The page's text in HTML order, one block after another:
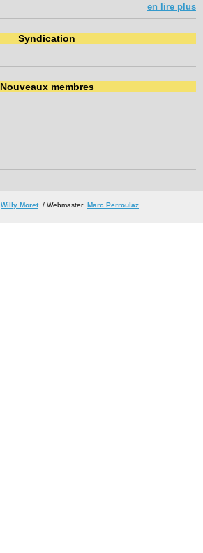
en lire plus
Syndication
Nouveaux membres
Willy Moret/ Webmaster: Marc Perroulaz